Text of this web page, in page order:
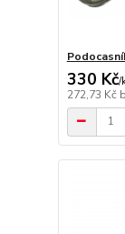
330 Kč/
272,73 Kč